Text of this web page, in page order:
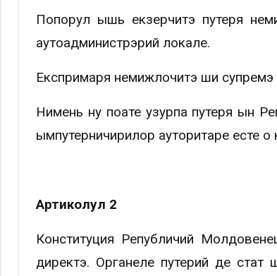
Попорул ышь екзерчитэ путеря
аутоадминистрэрий локале.
Експримаря немижлочитэ ши
Нимень ну поате узурпа путеря ын
ымпутерничирилор ауторитаре есте
Артиколул 2
Конституция Републичий
директэ. Органеле путерий де